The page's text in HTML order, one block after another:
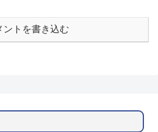
ントを書き込む